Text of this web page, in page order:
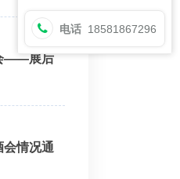
——展后
会情况通
电话 18581867296